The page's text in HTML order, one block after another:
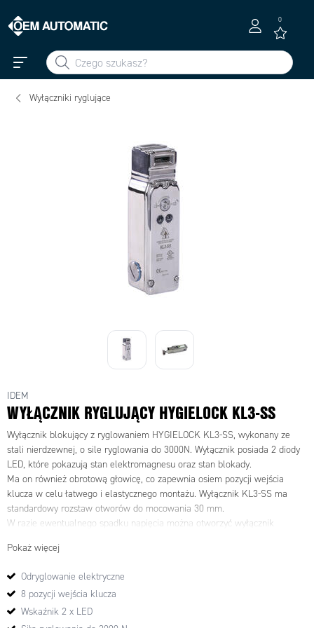
0
Wyłączniki ryglujące
IDEM
WYŁĄCZNIK RYGLUJĄCY HYGIELOCK KL3-SS
Wyłącznik blokujący z ryglowaniem HYGIELOCK KL3-SS, wykonany ze
stali nierdzewnej, o sile ryglowania do 3000N. Wyłącznik posiada 2 diody
LED, które pokazują stan elektromagnesu oraz stan blokady.
Ma on również obrotową głowicę, co zapewnia osiem pozycji wejścia
klucza w celu łatwego i elastycznego montażu. Wyłącznik KL3-SS ma
standardowy rozstaw otworów do mocowania 30 mm.
W razie ewentualnego spadku napięcia można otworzyć wyłącznik
wersji: odryglowanie napięciem.
Pokaż więcej
Odryglowanie elektryczne
8 pozycji wejścia klucza
Wskaźnik 2 x LED